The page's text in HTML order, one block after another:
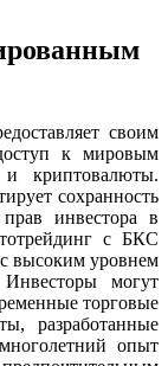
своим
к мировым
криптовалюты.
сохранность
инвестора в
с БКС
высоким уровнем
могут
торговые
разработанные
опыт